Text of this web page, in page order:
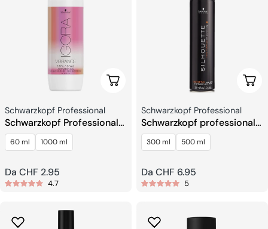
Scegli Le Opzioni
Venditore:
Schwarzkopf Professional
Schwarzkopf Professional
Igora Vibrance Gel
Attivatore
60 ml 1000 ml
Prezzo
regolare
Da CHF 2.95
4.7
Venditore:
Schwarzkopf Professional
Schwarzkopf professionale
SILHOUETTE Super Hold
Lacca Per Capelli
300 ml 500 ml
Prezzo
regolare
Da CHF 6.95
5